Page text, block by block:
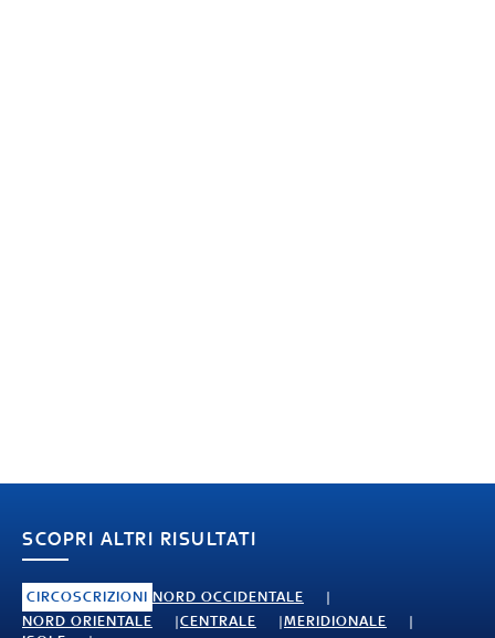
SCOPRI ALTRI RISULTATI
CIRCOSCRIZIONI NORD OCCIDENTALE
NORD ORIENTALE
CENTRALE
MERIDIONALE